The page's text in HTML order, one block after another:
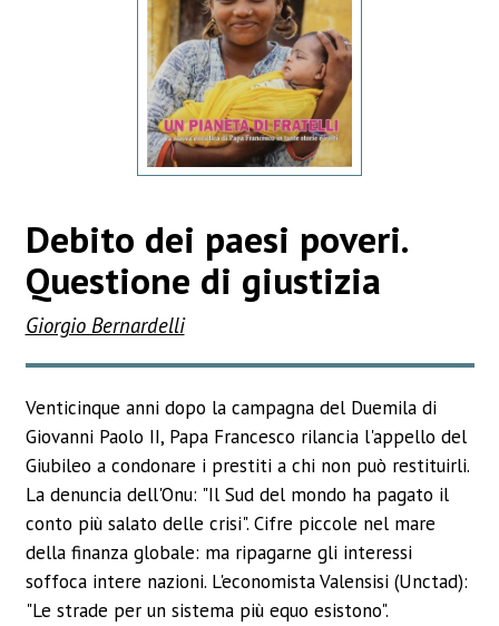
Debito dei paesi poveri.
Questione di giustizia
Giorgio Bernardelli
Venticinque anni dopo la campagna del Duemila di
Giovanni Paolo II, Papa Francesco rilancia l'appello del
Giubileo a condonare i prestiti a chi non può restituirli.
La denuncia dell'Onu: "Il Sud del mondo ha pagato il
conto più salato delle crisi". Cifre piccole nel mare
della finanza globale: ma ripagarne gli interessi
soffoca intere nazioni. L'economista Valensisi (Unctad):
"Le strade per un sistema più equo esistono".